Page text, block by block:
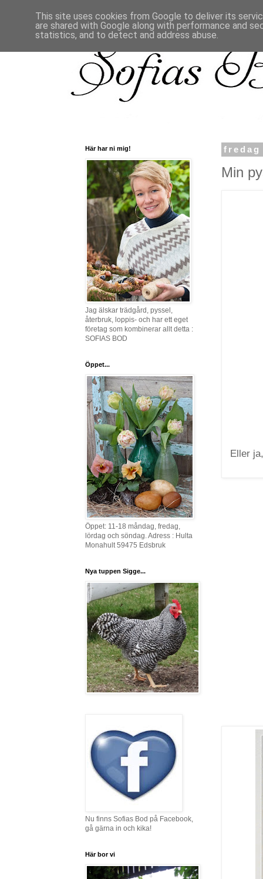
fredag
Min
Eller
Här har ni mig!
Jag älskar trädgård, pyssel,
återbruk, loppis- och har ett eget
företag som kombinerar allt detta :
SOFIAS BOD
Öppet...
Öppet: 11-18 måndag, fredag,
lördag och söndag. Adress : Hulta
Monahult 59475 Edsbruk
Nya tuppen Sigge...
Nu finns Sofias Bod på Facebook,
gå gärna in och kika!
Här bor vi
This site uses cookies from Google to deliver its
are shared with Google along with performance and
statistics, and to detect and address abuse.